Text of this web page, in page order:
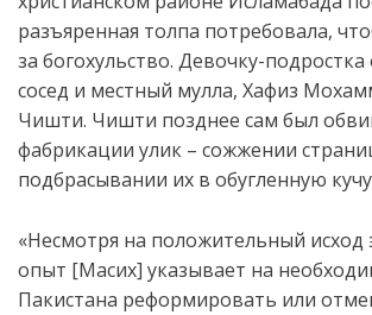
разъяренная толпа потребовала,
за богохульство. Девочку-
сосед и местный мулла, Хафиз
Чишти. Чишти позднее сам был
фабрикации улик ­­– сожжении
подбрасывании их в обугленную
«Несмотря на положительный исход
опыт [Масих] указывает на
Пакистана реформировать или